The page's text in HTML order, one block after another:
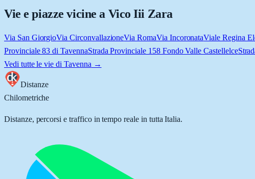
Vie e piazze vicine a Vico Iii Zara
Via San GiorgioVia CirconvallazioneVia RomaVia IncoronataViale Regina
Provinciale 83 di TavennaStrada Provinciale 158 Fondo Valle Castellelce
Vedi tutte le vie di Tavenna →
Distanze
Chilometriche
Distanze, percorsi e traffico in tempo reale in tutta Italia.